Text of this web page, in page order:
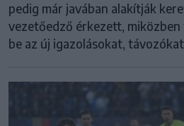
pedig már javában alakítják
vezetőedző érkezett,
be az új igazolásokat,